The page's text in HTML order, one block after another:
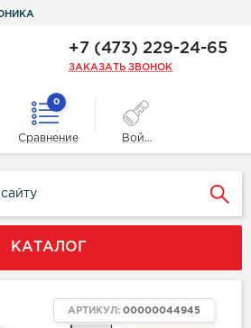
+7 (473) 229-24-65
ЗАКАЗАТЬ ЗВОНОК
0
Сравнение Войти
КАТАЛОГ
АРТИКУЛ: 00000044945